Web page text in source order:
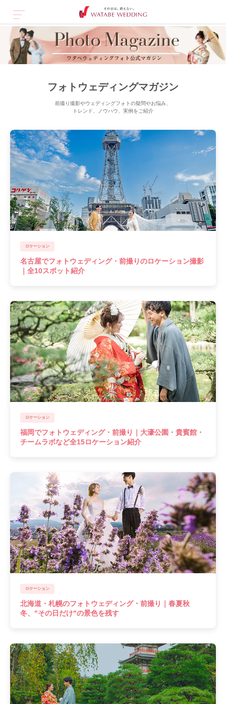
フォトウェディングマガジン
前撮り撮影やウェディングフォトの疑問やお悩み、
トレンド、ノウハウ、実例をご紹介
ロケーション
名古屋でフォトウェディング・前撮りのロケーション撮影
｜全10スポット紹介
ロケーション
福岡でフォトウェディング・前撮り｜大濠公園・貴賓館・
チームラボなど全15ロケーション紹介
ロケーション
北海道・札幌のフォトウェディング・前撮り｜春夏秋
冬、"その日だけ"の景色を残す